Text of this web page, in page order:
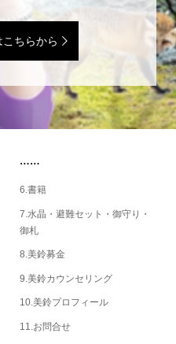
ちらから
……
6.書籍
7.水晶・避難セット・御守り・
御札
8.美鈴募金
9.美鈴カウンセリング
10.美鈴プロフィール
11.お問合せ